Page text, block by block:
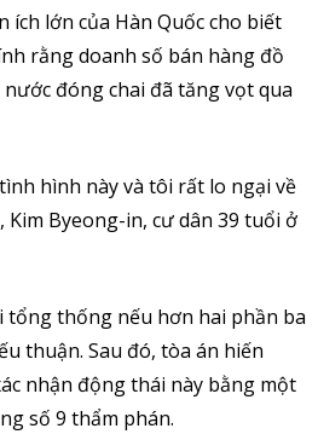
ích lớn của Hàn Quốc cho biết
rằng doanh số bán hàng đồ
đóng chai đã tăng vọt qua
hình này và tôi rất lo ngại về
Kim Byeong-in, cư dân 39 tuổi ở
tổng thống nếu hơn hai phần ba
thuận. Sau đó, tòa án hiến
nhận động thái này bằng một
số 9 thẩm phán.